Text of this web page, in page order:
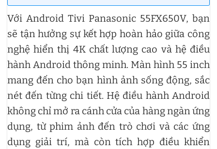
Với Android Tivi Panasonic 55FX650V, bạn
sẽ tận hưởng sự kết hợp hoàn hảo giữa công
nghệ hiển thị 4K chất lượng cao và hệ điều
hành Android thông minh. Màn hình 55 inch
mang đến cho bạn hình ảnh sống động, sắc
nét đến từng chi tiết. Hệ điều hành Android
không chỉ mở ra cánh cửa của hàng ngàn ứng
dụng, từ phim ảnh đến trò chơi và các ứng
dụng giải trí, mà còn tích hợp điều khiển